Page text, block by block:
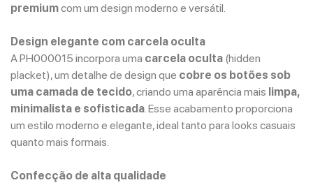
premiumcom um design moderno e versátil.
Design elegante com carcela oculta
A PH000015 incorpora uma carcela oculta (hidden
placket), um detalhe de design que cobre os botões sob
uma camada de tecido, criando uma aparência mais limpa,
minimalista e sofisticada. Esse acabamento proporciona
um estilo moderno e elegante, ideal tanto para looks casuais
quanto mais formais.
Confecção de alta qualidade